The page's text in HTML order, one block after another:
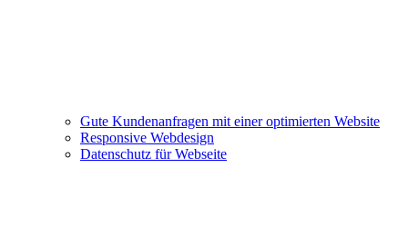
Gute Kundenanfragen mit einer optimierten Website
Responsive Webdesign
Datenschutz für Webseite